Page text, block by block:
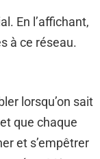
En l’affichant,
à ce réseau.
lorsqu’on sait
que chaque
et s’empêtrer